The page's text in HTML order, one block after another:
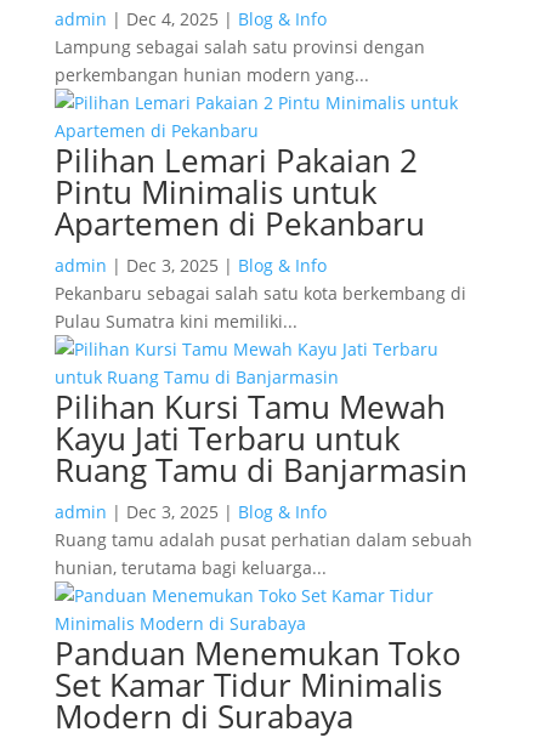
admin | Dec 4, 2025 | Blog & Info
Lampung sebagai salah satu provinsi dengan
perkembangan hunian modern yang...
Pilihan Lemari Pakaian 2
Pintu Minimalis untuk
Apartemen di Pekanbaru
admin | Dec 3, 2025 | Blog & Info
Pekanbaru sebagai salah satu kota berkembang di
Pulau Sumatra kini memiliki...
Pilihan Kursi Tamu Mewah
Kayu Jati Terbaru untuk
Ruang Tamu di Banjarmasin
admin | Dec 3, 2025 | Blog & Info
Ruang tamu adalah pusat perhatian dalam sebuah
hunian, terutama bagi keluarga...
Panduan Menemukan Toko
Set Kamar Tidur Minimalis
Modern di Surabaya